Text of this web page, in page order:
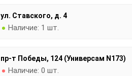
ул. Ставского, д. 4
Наличие: 1 шт.
пр-т Победы, 124 (Универсам N173)
Наличие: 0 шт.